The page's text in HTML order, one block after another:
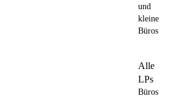
und
kleine
Büros
Alle
LPs
Büros